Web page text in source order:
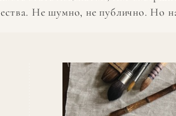
Не шумно, не публично. Но